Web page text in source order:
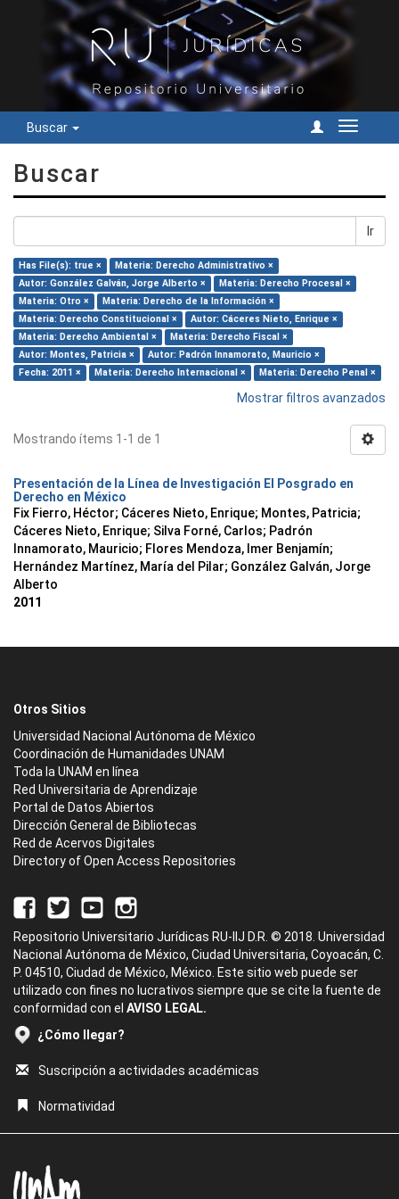
Buscar
Cambiar
Buscar
Ir
Has File(s): true ×
Materia: Derecho Administrativo ×
Autor: González Galván, Jorge Alberto ×
Materia: Derecho Procesal ×
Materia: Otro ×
Materia: Derecho de la Información ×
Materia: Derecho Constitucional ×
Autor: Cáceres Nieto, Enrique ×
Materia: Derecho Ambiental ×
Materia: Derecho Fiscal ×
Autor: Montes, Patricia ×
Autor: Padrón Innamorato, Mauricio ×
Fecha: 2011 ×
Materia: Derecho Internacional × Materia: Derecho Penal ×
Mostrar filtros avanzados
Mostrando ítems 1-1 de 1
Presentación de la Línea de Investigación El Posgrado en
Derecho en México
Fix Fierro, Héctor; Cáceres Nieto, Enrique; Montes, Patricia;
Cáceres Nieto, Enrique; Silva Forné, Carlos; Padrón
Innamorato, Mauricio; Flores Mendoza, Imer Benjamín;
Hernández Martínez, María del Pilar; González Galván, Jorge
Alberto
2011
Otros Sitios
Universidad Nacional Autónoma de México
Coordinación de Humanidades UNAM
Toda la UNAM en línea
Red Universitaria de Aprendizaje
Portal de Datos Abiertos
Dirección General de Bibliotecas
Red de Acervos Digitales
Directory of Open Access Repositories
Repositorio Universitario Jurídicas RU-IIJ D.R. © 2018. Universidad
Nacional Autónoma de México, Ciudad Universitaria, Coyoacán, C.
P. 04510, Ciudad de México, México. Este sitio web puede ser
utilizado con fines no lucrativos siempre que se cite la fuente de
conformidad con el AVISO LEGAL.
¿Cómo llegar?
Suscripción a actividades académicas
Normatividad